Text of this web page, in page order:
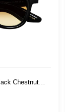
Chestnut